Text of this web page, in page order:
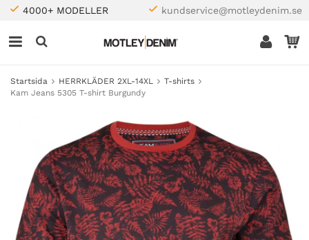
4000+ MODELLER kundservice@motleydenim.se
Startsida HERRKLÄDER 2XL-14XL
T-shirts
Kam Jeans 5305 T-shirt Burgundy